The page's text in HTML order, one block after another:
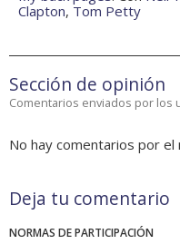
Clapton, Tom Petty
Sección de opinión
Comentarios enviados por los
No hay comentarios por el
Deja tu comentario
NORMAS DE PARTICIPACIÓN